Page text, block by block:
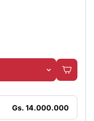
Gs. 14.000.000